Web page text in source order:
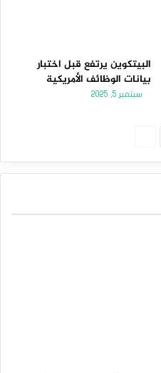
البيتكوين يرتفع قبل اختبار
بيانات الوظائف الأمريكية
سبتمبر 5, 2025